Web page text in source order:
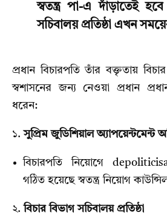
স্বতন্ত্র পা-এ দাঁড়াতেই
সচিবালয় প্রতিষ্ঠা এখন
প্রধান বিচারপতি তাঁর বক্তৃতায়
স্বশাসনের জন্য নেওয়া প্রধান
ধরেন:
১.সুপ্রিম জুডিশিয়াল অ্যাপয়েন্টমেন্ট
বিচারপতি নিয়োগে
গঠিত হয়েছে স্বতন্ত্র নিয়োগ
২.বিচার বিভাগ সচিবালয় প্রতিষ্ঠা